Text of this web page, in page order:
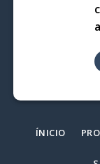
ÍNICIO